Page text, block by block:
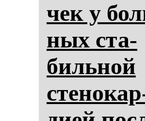
чек у
ных ста­
биль­ной